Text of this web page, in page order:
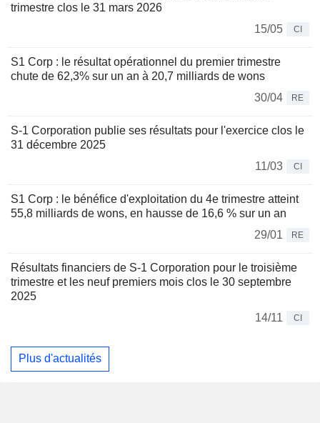
trimestre clos le 31 mars 2026
15/05
CI
S1 Corp : le résultat opérationnel du premier trimestre
chute de 62,3% sur un an à 20,7 milliards de wons
30/04
RE
S-1 Corporation publie ses résultats pour l'exercice clos le
31 décembre 2025
11/03
CI
S1 Corp : le bénéfice d'exploitation du 4e trimestre atteint
55,8 milliards de wons, en hausse de 16,6 % sur un an
29/01
RE
Résultats financiers de S-1 Corporation pour le troisième
trimestre et les neuf premiers mois clos le 30 septembre
2025
14/11
CI
Plus d'actualités